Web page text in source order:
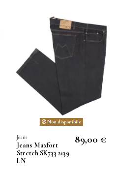
Non disponibile
Jeans
Jeans Maxfort
Stretch SK733 2139
LN
89,00 €